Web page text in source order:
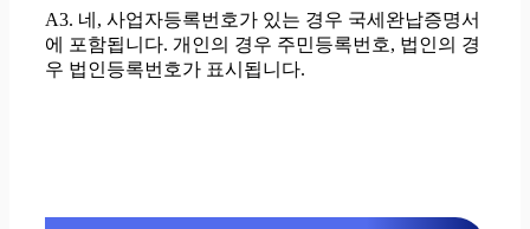
A3. 네, 사업자등록번호가 있는 경우 국세완납증명서
에 포함됩니다. 개인의 경우 주민등록번호, 법인의 경
우 법인등록번호가 표시됩니다.